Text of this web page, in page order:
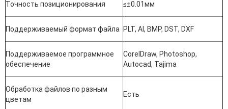
Точность позиционирования ≤±0.01мм
Поддерживаемый формат файла PLT, AI, BMP, DST, DXF
Поддерживаемое программное
обеспечение
CorelDraw, Photoshop,
Autocad, Tajima
Обработка файлов по разным
цветам
Есть